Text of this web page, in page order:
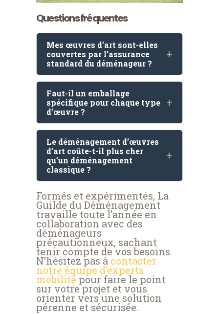
Questions fréquentes
Mes œuvres d’art sont-elles
couvertes par l’assurance
standard du déménageur ?
Faut-il un emballage
spécifique pour chaque type
d’œuvre ?
Le déménagement d’œuvres
d’art coûte-t-il plus cher
qu’un déménagement
classique ?
Formés et expérimentés, La
Guilde du Déménagement
travaille toute l’année en
collaboration avec des
déménageurs
précautionneux, sachant
tenir compte de vos besoins.
N’hésitez pas à contacter
notre équipe d’experts
mobilité pour faire le point
sur votre projet et vous
orienter vers une solution
pérenne et sécurisée.